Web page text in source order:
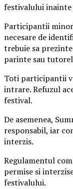
festivalului inainte
Participantii
necesare de
trebuie sa
parinte sau
Toti participantii
intrare. Refuzul
festival.
De asemenea,
responsabil, iar
interzis.
Regulamentul
permise si
festivalului.